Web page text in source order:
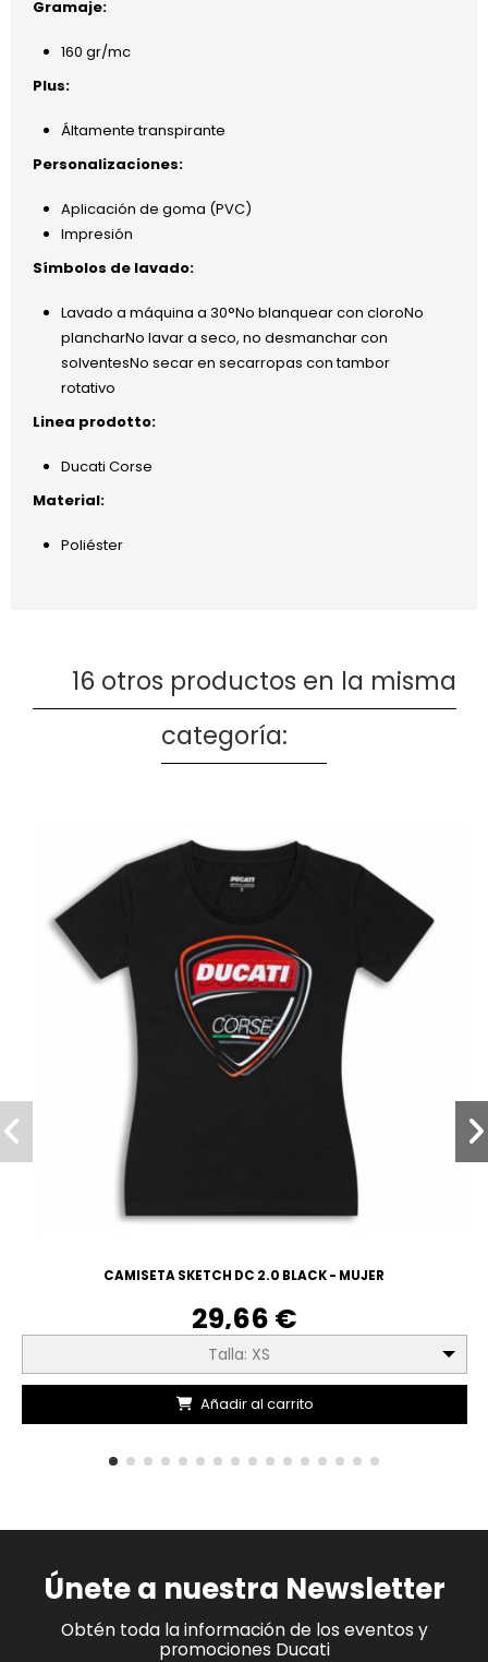
Gramaje:
160 gr/mc
Plus:
Áltamente transpirante
Personalizaciones:
Aplicación de goma (PVC)
Impresión
Símbolos de lavado:
Lavado a máquina a 30°No blanquear con cloroNo
plancharNo lavar a seco, no desmanchar con
solventesNo secar en secarropas con tambor
rotativo
Linea prodotto:
Ducati Corse
Material:
Poliéster
16 otros productos en la misma
categoría:
CAMISETA SKETCH DC 2.0 BLACK - MUJER
29,66 €
Talla: XS
Añadir al carrito
Únete a nuestra Newsletter
Obtén toda la información de los eventos y
promociones Ducati